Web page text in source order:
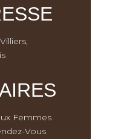
Femmes
Vous